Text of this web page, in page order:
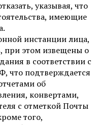
указывая, что
имеющие
инстанции лица,
при этом извещены о
в соответствии с
что подтверждается
об
конвертами,
с отметкой Почты
того,